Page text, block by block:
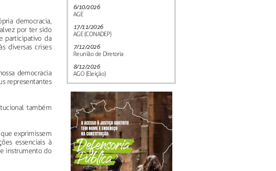
democracia,
por ter sido
participativo da
diversas crises
democracia
representantes
também
exprimissem
essenciais à
instrumento do
6/10/2026
AGE
17/11/2026
AGE (CONADEP)
7/12/2026
Reunião de Diretoria
8/12/2026
AGO (Eleição)